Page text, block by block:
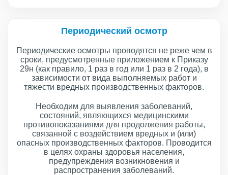
Периодический осмотр
Периодические осмотры проводятся не реже чем в
сроки, предусмотренные приложением к Приказу
29н (как правило, 1 раз в год или 1 раз в 2 года), в
зависимости от вида выполняемых работ и
тяжести вредных производственных факторов.
Необходим для выявления заболеваний,
состояний, являющихся медицинскими
противопоказаниями для продолжения работы,
связанной с воздействием вредных и (или)
опасных производственных факторов. Проводится
в целях охраны здоровья населения,
предупреждения возникновения и
распространения заболеваний.